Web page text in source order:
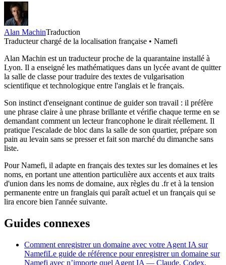
Alan MachinTraduction
Traducteur chargé de la localisation française • Namefi
Alan Machin est un traducteur proche de la quarantaine installé à
Lyon. Il a enseigné les mathématiques dans un lycée avant de quitter
la salle de classe pour traduire des textes de vulgarisation
scientifique et technologique entre l'anglais et le français.
Son instinct d'enseignant continue de guider son travail : il préfère
une phrase claire à une phrase brillante et vérifie chaque terme en se
demandant comment un lecteur francophone le dirait réellement. Il
pratique l'escalade de bloc dans la salle de son quartier, prépare son
pain au levain sans se presser et fait son marché du dimanche sans
liste.
Pour Namefi, il adapte en français des textes sur les domaines et les
noms, en portant une attention particulière aux accents et aux traits
d'union dans les noms de domaine, aux règles du .fr et à la tension
permanente entre un franglais qui paraît actuel et un français qui se
lira encore bien l'année suivante.
Guides connexes
Comment enregistrer un domaine avec votre Agent IA sur
NamefiLe guide de référence pour enregistrer un domaine sur
Namefi avec n’importe quel Agent IA — Claude, Codex,